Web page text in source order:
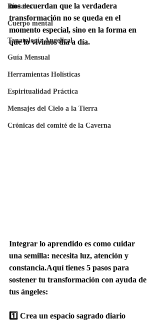
Rituales
Cuerpo mental
Tanatología Angelical
Guía Mensual
Herramientas Holísticas
Espiritualidad Práctica
Mensajes del Cielo a la Tierra
Crónicas del comité de la Caverna
nos recuerdan que la verdadera
transformación no se queda en el
momento especial, sino en la forma en
que lo vivimos día a día.
Integrar lo aprendido es como cuidar
una semilla: necesita luz, atención y
constancia.Aquí tienes 5 pasos para
sostener tu transformación con ayuda de
tus ángeles:
1️⃣ Crea un espacio sagrado diario